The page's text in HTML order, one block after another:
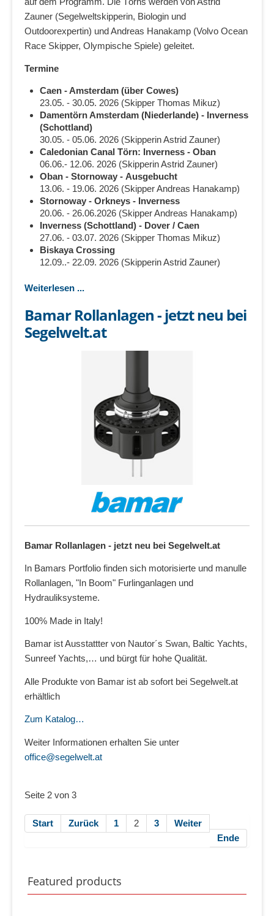
Zauner (Segelweltskipperin, Biologin und
Outdoorexpertin) und Andreas Hanakamp (Volvo Ocean
Race Skipper, Olympische Spiele) geleitet.
Termine
Caen - Amsterdam (über Cowes)
23.05. - 30.05. 2026 (Skipper Thomas Mikuz)
Damentörn Amsterdam (Niederlande) - Inverness
(Schottland)
30.05. - 05.06. 2026 (Skipperin Astrid Zauner)
Caledonian Canal Törn: Inverness - Oban
06.06.- 12.06. 2026 (Skipperin Astrid Zauner)
Oban - Stornoway - Ausgebucht
13.06. - 19.06. 2026 (Skipper Andreas Hanakamp)
Stornoway - Orkneys - Inverness
20.06. - 26.06.2026 (Skipper Andreas Hanakamp)
Inverness (Schottland) - Dover / Caen
27.06. - 03.07. 2026 (Skipper Thomas Mikuz)
Biskaya Crossing
12.09..- 22.09. 2026 (Skipperin Astrid Zauner)
Weiterlesen ...
Bamar Rollanlagen - jetzt neu bei
Segelwelt.at
Bamar Rollanlagen - jetzt neu bei Segelwelt.at
In Bamars Portfolio finden sich motorisierte und manulle
Rollanlagen, "In Boom" Furlinganlagen und
Hydrauliksysteme.
100% Made in Italy!
Bamar ist Ausstattter von Nautor´s Swan, Baltic Yachts,
Sunreef Yachts,… und bürgt für hohe Qualität.
Alle Produkte von Bamar ist ab sofort bei Segelwelt.at
erhältlich
Zum Katalog…
Weiter Informationen erhalten Sie unter
office@segelwelt.at
Seite 2 von 3
Start Zurück 1 2 3
Weiter
Ende
Featured products